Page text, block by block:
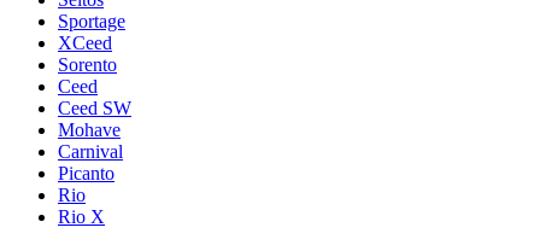
Sportage
XCeed
Sorento
Ceed
Ceed SW
Mohave
Carnival
Picanto
Rio
Rio X